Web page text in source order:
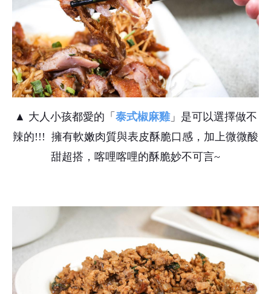
▲ 大人小孩都愛的「 泰式椒麻雞」是可以選擇做不
辣的!!! 擁有軟嫩肉質與表皮酥脆口感，加上微微酸
甜超搭，喀哩喀哩的酥脆妙不可言~